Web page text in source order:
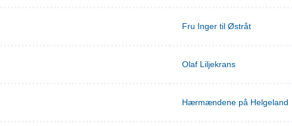
Fru Inger til Østråt
Olaf Liljekrans
Hærmændene på Helgeland